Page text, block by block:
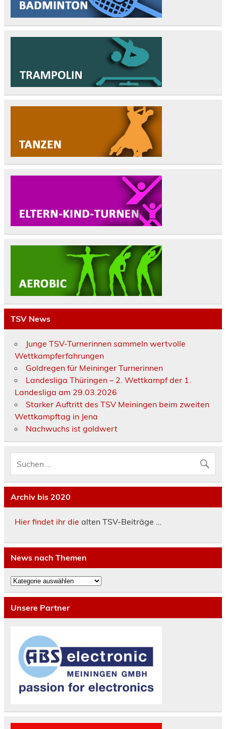
TSV News
Junge TSV-Turnerinnen sammeln wertvolle
Wettkampferfahrungen
Goldregen für Meininger Turnerinnen
Landesliga Thüringen – 2. Wettkampf der 1.
Landesliga am 29.03.2026
Starker Auftritt des TSV Meiningen beim zweiten
Wettkampftag in Jena
Nachwuchs ist goldwert
Archiv bis 2020
Hier findet ihr die alten TSV-Beiträge …
News nach Themen
News
nach
Themen
Unsere Partner